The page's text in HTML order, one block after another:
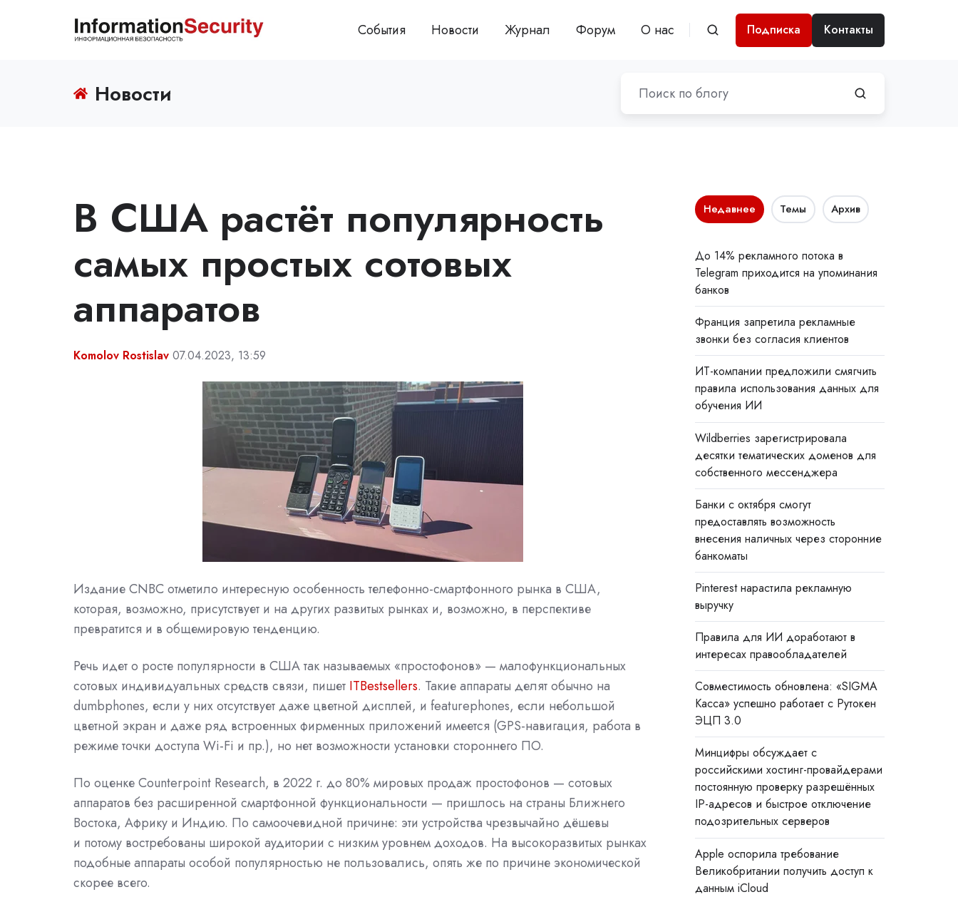
События Новости Журнал Форум О нас Подписка Контакты
Новости
В США растёт популярность
самых простых сотовых
аппаратов
Komolov Rostislav 07.04.2023, 13:59
Издание CNBC отметило интересную особенность телефонно-смартфонного рынка в США,
которая, возможно, присутствует и на других развитых рынках и, возможно, в перспективе
превратится и в общемировую тенденцию.
Речь идет о росте популярности в США так называемых «простофонов» — малофункциональных
сотовых индивидуальных средств связи, пишет ITBestsellers. Такие аппараты делят обычно на
dumbphones, если у них отсутствует даже цветной дисплей, и featurephones, если небольшой
цветной экран и даже ряд встроенных фирменных приложений имеется (GPS-навигация, работа в
режиме точки доступа Wi-Fi и пр.), но нет возможности установки стороннего ПО.
По оценке Counterpoint Research, в 2022 г. до 80% мировых продаж простофонов — сотовых
аппаратов без расширенной смартфонной функциональности — пришлось на страны Ближнего
Востока, Африку и Индию. По самоочевидной причине: эти устройства чрезвычайно дёшевы
и потому востребованы широкой аудитории с низким уровнем доходов. На высокоразвитых рынках
подобные аппараты особой популярностью не пользовались, опять же по причине экономической
скорее всего.
Недавнее Темы Архив
До 14% рекламного потока в
Telegram приходится на упоминания
банков
Франция запретила рекламные
звонки без согласия клиентов
ИТ-компании предложили смягчить
правила использования данных для
обучения ИИ
Wildberries зарегистрировала
десятки тематических доменов для
собственного мессенджера
Банки с октября смогут
предоставлять возможность
внесения наличных через сторонние
банкоматы
Pinterest нарастила рекламную
выручку
Правила для ИИ доработают в
интересах правообладателей
Совместимость обновлена: «SIGMA
Касса» успешно работает с Рутокен
ЭЦП 3.0
Минцифры обсуждает с
российскими хостинг-провайдерами
постоянную проверку разрешённых
IP-адресов и быстрое отключение
подозрительных серверов
Apple оспорила требование
Великобритании получить доступ к
данным iCloud